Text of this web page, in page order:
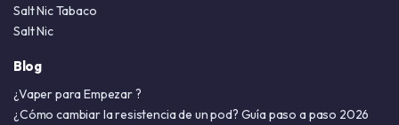
Salt Nic Tabaco
Salt Nic
Blog
¿Vaper para Empezar ?
¿Cómo cambiar la resistencia de un pod? Guía paso a paso 2026